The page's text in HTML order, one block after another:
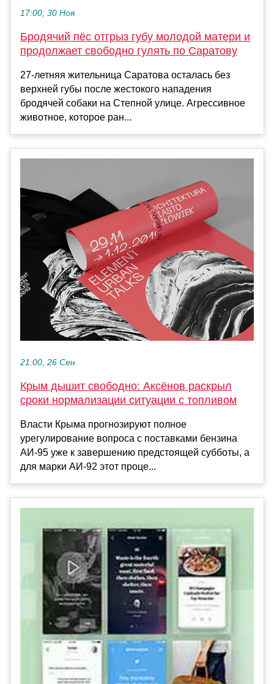
17:00, 30 Ноя
Бродячий пёс отгрыз губу молодой матери и
продолжает свободно гулять по Саратову
27-летняя жительница Саратова осталась без
верхней губы после жестокого нападения
бродячей собаки на Степной улице. Агрессивное
животное, которое ран...
21:00, 26 Сен
Крым дышит свободно: Аксёнов раскрыл
сроки нормализации ситуации с топливом
Власти Крыма прогнозируют полное
урегулирование вопроса с поставками бензина
АИ-95 уже к завершению предстоящей субботы, а
для марки АИ-92 этот проце...